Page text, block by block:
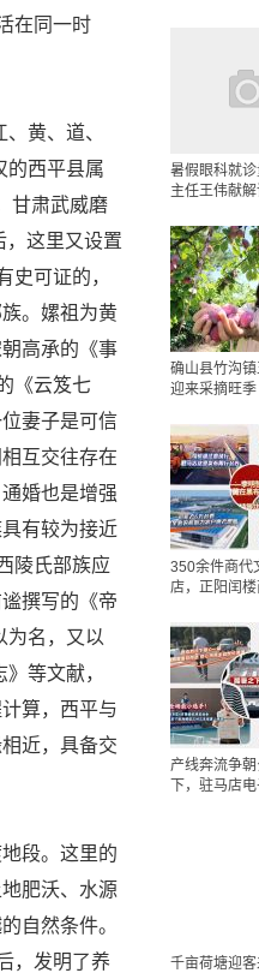
在同一时
黄、道、
的西平县属
甘肃武威磨
，这里又设置
史可证的，
。嫘祖为黄
高承的《事
《云笈七
妻子是可信
互交往存在
婚也是增强
有较为接近
陵氏部族应
撰写的《帝
为名，又以
等文献，
算，西平与
近，具备交
段。这里的
肥沃、水源
自然条件。
，发明了养
暑假眼科就
主任王伟献
确山县竹沟
迎来采摘旺
350余件商代
店，正阳闰楼
产线奔流争
下，驻马店
千亩荷塘迎